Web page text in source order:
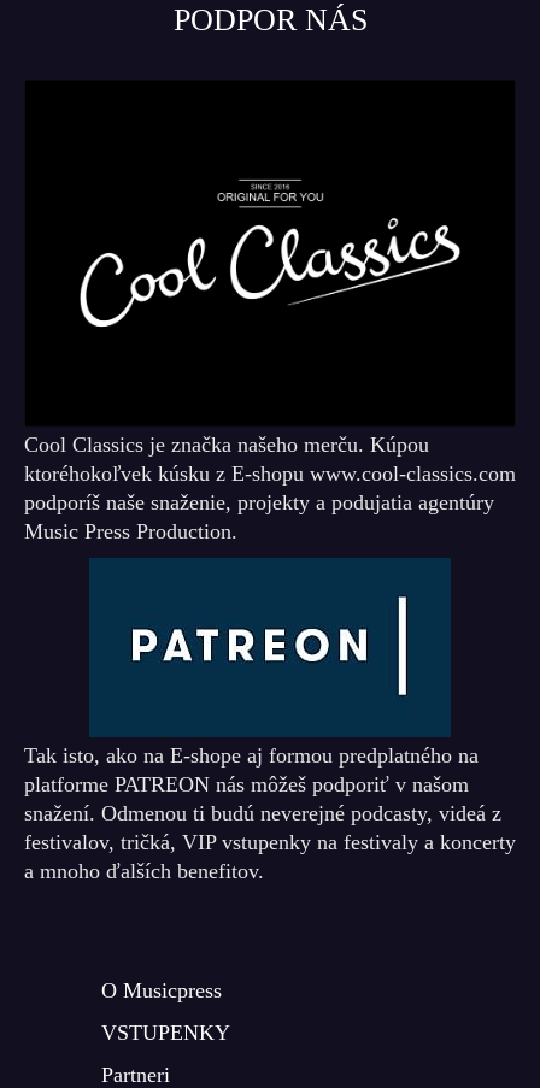
PODPOR NÁS
Cool Classics je značka našeho merču. Kúpou
ktoréhokoľvek kúsku z E-shopu www.cool-classics.com
podporíš naše snaženie, projekty a podujatia agentúry
Music Press Production.
Tak isto, ako na E-shope aj formou predplatného na
platforme PATREON nás môžeš podporiť v našom
snažení. Odmenou ti budú neverejné podcasty, videá z
festivalov, tričká, VIP vstupenky na festivaly a koncerty
a mnoho ďalších benefitov.
O Musicpress
VSTUPENKY
Partneri